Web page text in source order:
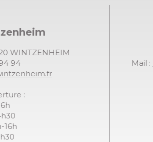
WINTZENHEIM
94
:
16h
Mail :